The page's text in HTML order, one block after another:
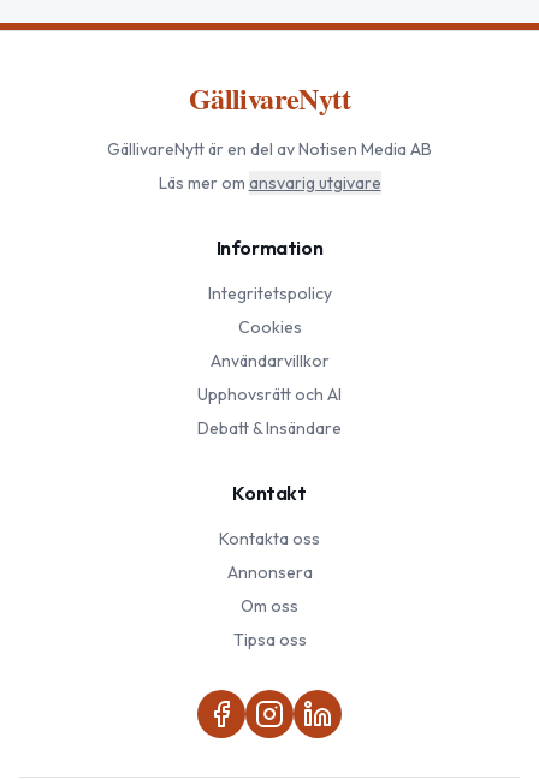
GällivareNytt
GällivareNyttär en del av Notisen Media AB
Läs mer om ansvarig utgivare
Information
Integritetspolicy
Cookies
Användarvillkor
Upphovsrätt och AI
Debatt & Insändare
Kontakt
Kontakta oss
Annonsera
Om oss
Tipsa oss